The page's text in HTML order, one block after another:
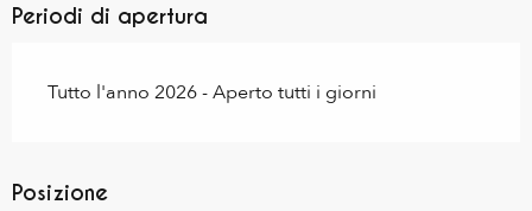
Periodi di apertura
Tutto l'anno 2026 - Aperto tutti i giorni
Posizione